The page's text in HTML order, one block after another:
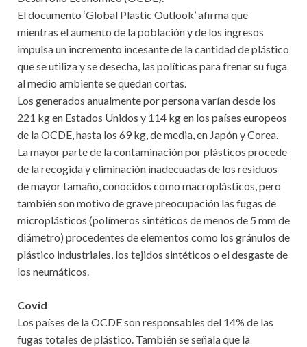
El documento ‘Global Plastic Outlook’ afirma que
mientras el aumento de la población y de los ingresos
impulsa un incremento incesante de la cantidad de plástico
que se utiliza y se desecha, las políticas para frenar su fuga
al medio ambiente se quedan cortas.
Los generados anualmente por persona varían desde los
221 kg en Estados Unidos y 114 kg en los países europeos
de la OCDE, hasta los 69 kg, de media, en Japón y Corea.
La mayor parte de la contaminación por plásticos procede
de la recogida y eliminación inadecuadas de los residuos
de mayor tamaño, conocidos como macroplásticos, pero
también son motivo de grave preocupación las fugas de
microplásticos (polímeros sintéticos de menos de 5 mm de
diámetro) procedentes de elementos como los gránulos de
plástico industriales, los tejidos sintéticos o el desgaste de
los neumáticos.
Covid
Los países de la OCDE son responsables del 14% de las
fugas totales de plástico. También se señala que la